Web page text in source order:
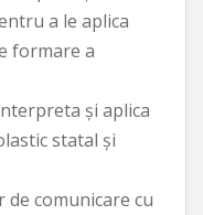
a le aplica
formare a
şi aplica
statal şi
comunicare cu